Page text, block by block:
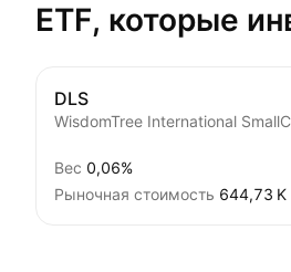
ETF, которые
DLS
Вес 0,06%
Рыночная стоимость ‪644,73 K‬